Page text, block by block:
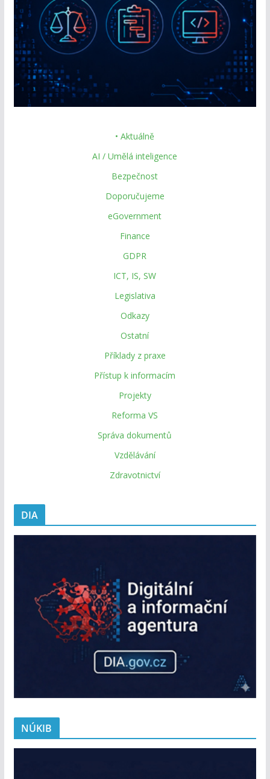
• Aktuálně
AI / Umělá inteligence
Bezpečnost
Doporučujeme
eGovernment
Finance
GDPR
ICT, IS, SW
Legislativa
Odkazy
Ostatní
Příklady z praxe
Přístup k informacím
Projekty
Reforma VS
Správa dokumentů
Vzdělávání
Zdravotnictví
DIA
NÚKIB